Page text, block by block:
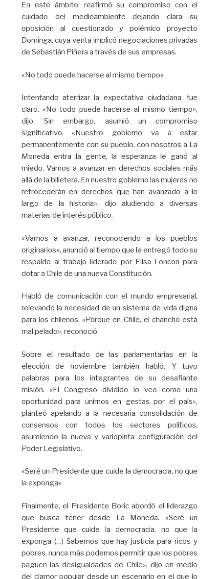
En este ámbito, reafirmó su compromiso con el
cuidado del medioambiente dejando clara su
oposición al cuestionado y polémico proyecto
Dominga, cuya venta implicó negociaciones privadas
de Sebastián Piñera a través de sus empresas.
«No todo puede hacerse al mismo tiempo»
Intentando aterrizar la expectativa ciudadana, fue
claro. «No todo puede hacerse al mismo tiempo»,
dijo. Sin embargo, asumió un compromiso
significativo. «Nuestro gobierno va a estar
permanentemente con su pueblo, con nosotros a La
Moneda entra la gente, la esperanza le ganó al
miedo. Vamos a avanzar en derechos sociales más
allá de la billetera. En nuestro gobierno las mujeres no
retrocederán en derechos que han avanzado a lo
largo de la historia», dijo aludiendo a diversas
materias de interés público.
«Vamos a avanzar, reconociendo a los pueblos
originarios», anunció al tiempo que le entregó todo su
respaldo al trabajo liderado por Elisa Loncon para
dotar a Chile de una nueva Constitución.
Habló de comunicación con el mundo empresarial,
relevando la necesidad de un sistema de vida digna
para los chilenos. «Porque en Chile, el chancho está
mal pelado», reconoció.
Sobre el resultado de las parlamentarias en la
elección de noviembre también habló. Y tuvo
palabras para los integrantes de su desafiante
misión. «El Congreso dividido lo veo como una
oportunidad para unirnos en gestas por el país»,
planteó apelando a la necesaria consolidación de
consensos con todos los sectores políticos,
asumiendo la nueva y variopinta configuración del
Poder Legislativo.
«Seré un Presidente que cuide la democracia, no que
la exponga»
Finalmente, el Presidente Boric abordó el liderazgo
que busca tener desde La Moneda. «Seré un
Presidente que cuide la democracia, no que la
exponga (…) Sabemos que hay justicia para ricos y
pobres, nunca más podemos permitir que los pobres
paguen las desigualdades de Chile», dijo en medio
del clamor popular desde un escenario en el que lo